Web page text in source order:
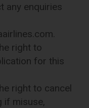
any enquiries
right to
for this
right to cancel
if misuse,